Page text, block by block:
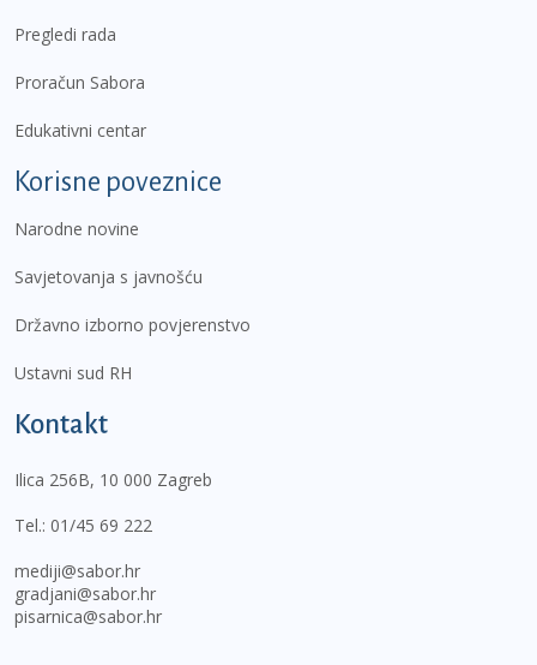
Pregledi rada
Proračun Sabora
Edukativni centar
Korisne poveznice
Narodne novine
Savjetovanja s javnošću
Državno izborno povjerenstvo
Ustavni sud RH
Kontakt
Ilica 256B, 10 000 Zagreb
Tel.: 01/45 69 222
mediji@sabor.hr
gradjani@sabor.hr
pisarnica@sabor.hr